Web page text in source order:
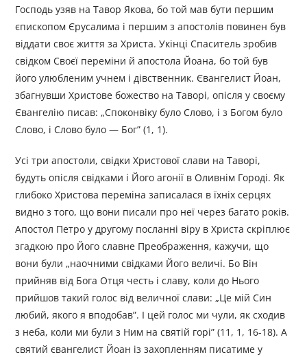
Господь узяв на Тавор Якова, бо той мав бути першим
єпископом Єрусалима і першим з апостолів повинен був
віддати своє життя за Христа. Укінці Спаситель зробив
свідком Своєї переміни й апостола Йоана, бо той був
його улюбленим учнем і дівственник. Євангелист Йоан,
збагнувши Христове божество на Таворі, опісля у своєму
Євангелію писав: „Споконвіку було Слово, і з Богом було
Слово, і Слово було — Бог” (1, 1).
Усі три апостоли, свідки Христової слави на Таворі,
будуть опісля свідками і Його агонії в Оливнім Городі. Як
глибоко Христова переміна записалася в їхніх серцях
видно з того, що вони писали про неї через багато років.
Апостол Петро у другому посланні віру в Христа скріплює
згадкою про Його славне Преображення, кажучи, що
вони були „наочними свідками Його величі. Бо Він
прийняв від Бога Отця честь і славу, коли до Нього
прийшов такий голос від величної слави: „Це мій Син
любий, якого я вподобав”. І цей голос ми чули, як сходив
з неба, коли ми були з Ним на святій горі” (11, 1, 16-18). А
святий євангелист Йоан із захопленням писатиме у